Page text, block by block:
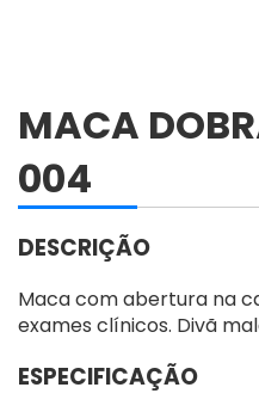
MACA
004
DESCRIÇÃO
Maca com abertura na
exames clínicos. Divã
ESPECIFICAÇÃO